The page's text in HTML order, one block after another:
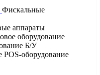
Фискальные
аппараты
оборудование
Б/У
POS-оборудование